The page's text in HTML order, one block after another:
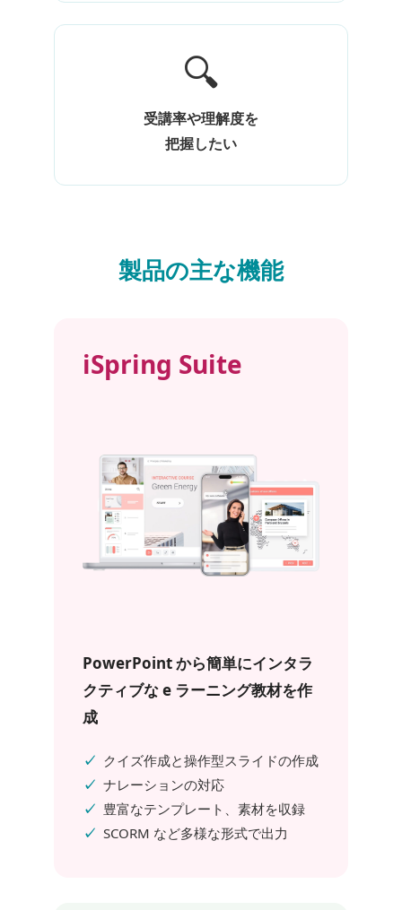
🔍
受講率や理解度を
把握したい
製品の主な機能
iSpring Suite
PowerPoint から簡単にインタラ
クティブな e ラーニング教材を作
成
クイズ作成と操作型スライドの作成
ナレーションの対応
豊富なテンプレート、素材を収録
SCORM など多様な形式で出力